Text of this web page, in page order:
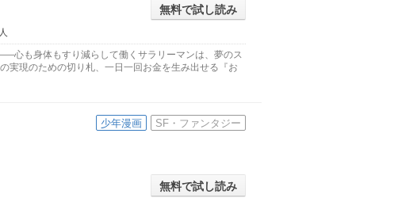
無料で試し読み
心も身体もすり減らして働くサラリーマンは、夢のス
実現のための切り札、一日一回お金を生み出せる『お
少年漫画 SF・ファンタジー
無料で試し読み